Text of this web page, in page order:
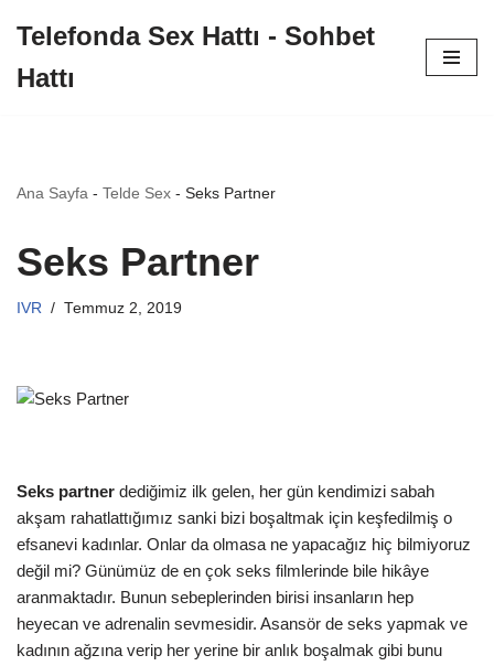
geç
Telefonda Sex Hattı - Sohbet
Hattı
Ana Sayfa - Telde Sex - Seks Partner
Seks Partner
IVR Temmuz 2, 2019
Seks partner dediğimiz ilk gelen, her gün kendimizi sabah
akşam rahatlattığımız sanki bizi boşaltmak için keşfedilmiş o
efsanevi kadınlar. Onlar da olmasa ne yapacağız hiç bilmiyoruz
değil mi? Günümüz de en çok seks filmlerinde bile hikâye
aranmaktadır. Bunun sebeplerinden birisi insanların hep
heyecan ve adrenalin sevmesidir. Asansör de seks yapmak ve
kadının ağzına verip her yerine bir anlık boşalmak gibi bunu